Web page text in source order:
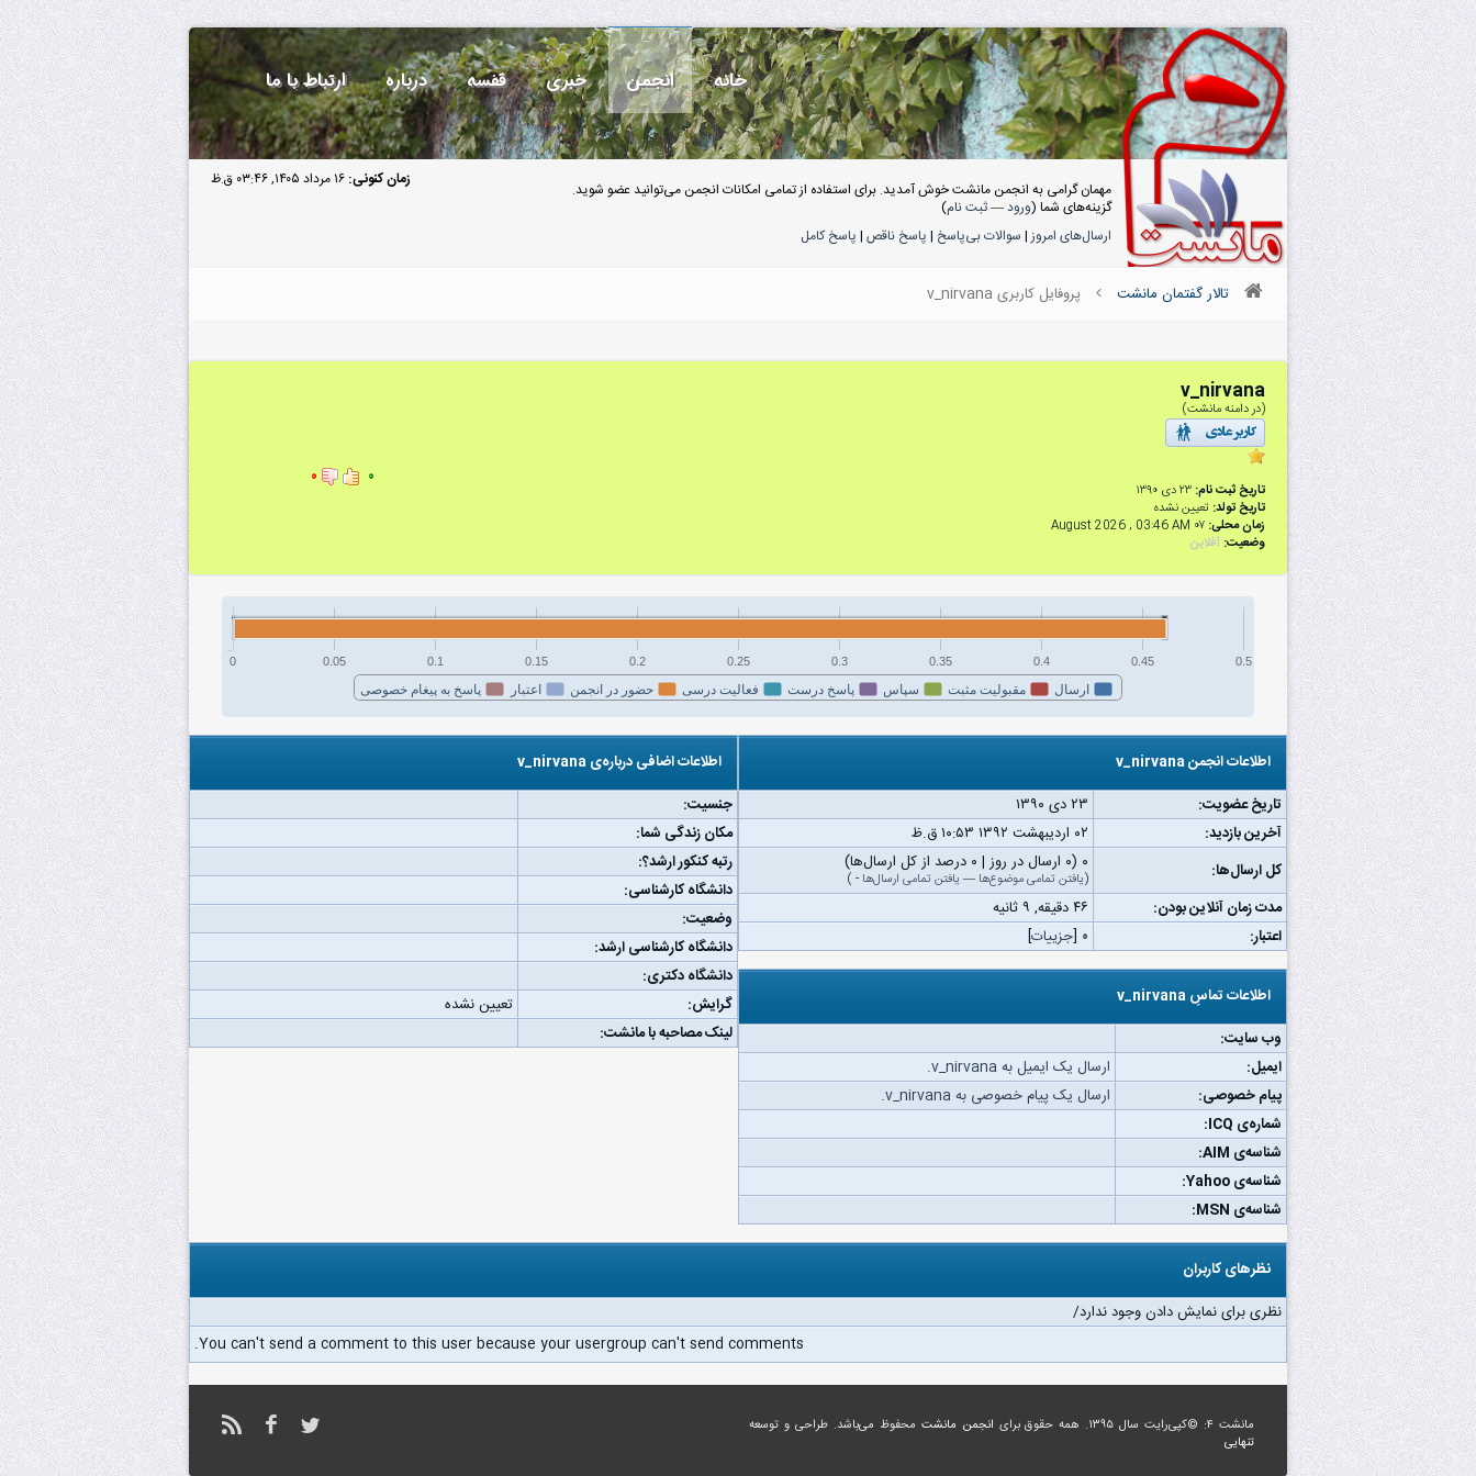
خانه انجمن خبری قفسه درباره ارتباط با ما
زمان کنونی: ۱۶ مرداد ۱۴۰۵, ۰۳:۴۶ ق.ظ
مهمان گرامی به انجمن مانشت خوش آمدید. برای استفاده از تمامی امکانات انجمن می‌توانید عضو شوید.
گزینه‌های شما (ورود—ثبت نام)
ارسال‌های امروز| سوالات بی‌پاسخ | پاسخ ناقص | پاسخ کامل
تالار گفتمان مانشت پروفایل کاربری v_nirvana
v_nirvana
(در دامنه مانشت)
تاریخ ثبت نام: ۲۳ دى ۱۳۹۰
تاریخ تولد: تعیین نشده
زمان محلی: ۰۷ August 2026 , 03:46 AM
وضعیت: آفلاین
۰ ۰
ارسال مقبولیت مثبت سپاس پاسخ درست فعالیت درسی حضور در انجمن اعتبار پاسخ به پیغام خصوصی
0 0.05 0.1 0.15 0.2 0.25 0.3 0.35 0.4 0.45 0.5
اطلاعات انجمن v_nirvana
تاریخ عضویت:
۲۳ دى ۱۳۹۰
آخرین بازدید:
۰۲ اردیبهشت ۱۳۹۲ ۱۰:۵۳ ق.ظ
کل ارسال‌ها:
۰ (۰ ارسال در روز | ۰ درصد از کل ارسال‌ها)
(یافتن تمامی موضوع‌ها — یافتن تمامی ارسال‌ها -
)
مدت زمان آنلاین بودن:
۴۶ دقیقه, ۹ ثانیه
اعتبار:
۰ [جزییات]
اطلاعات تماسِ v_nirvana
وب‌ سایت:
ایمیل:
ارسال یک ایمیل به v_nirvana.
پیام خصوصی:
ارسال یک پیام خصوصی به v_nirvana.
شماره‌ی ICQ:
شناسه‌ی AIM:
شناسه‌ی Yahoo:
شناسه‌ی MSN:
اطلاعات اضافی درباره‌ی v_nirvana
جنسیت:
مکان زندگی شما:
رتبه کنکور ارشد؟:
دانشگاه کارشناسی:
وضعیت:
دانشگاه کارشناسی ارشد:
دانشگاه دکتری:
گرایش:
تعیین نشده
لینک مصاحبه با مانشت:
نظرهای کاربران
نظری برای نمایش دادن وجود ندارد/
You can't send a comment to this user because your usergroup can't send comments.
مانشت ۴: ©کپی‌رایت سال ۱۳۹۵. همه حقوق برای انجمن مانشت محفوظ می‌باشد. طراحی و توسعه
تنهایی